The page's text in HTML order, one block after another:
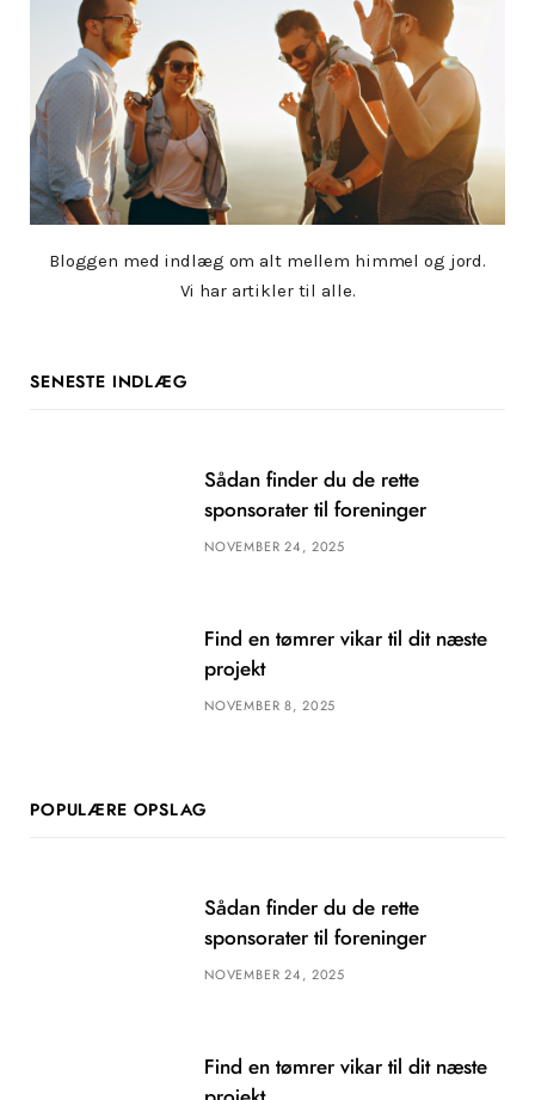
Bloggen med indlæg om alt mellem himmel og jord.
Vi har artikler til alle.
SENESTE INDLÆG
Sådan finder du de rette
sponsorater til foreninger
NOVEMBER 24, 2025
Find en tømrer vikar til dit næste
projekt
NOVEMBER 8, 2025
POPULÆRE OPSLAG
Sådan finder du de rette
sponsorater til foreninger
NOVEMBER 24, 2025
Find en tømrer vikar til dit næste